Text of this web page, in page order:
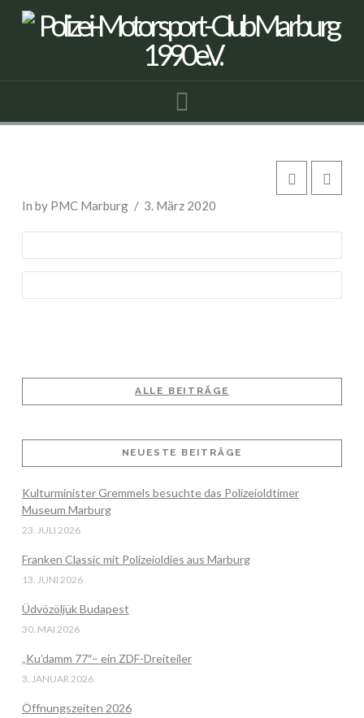
In by PMC Marburg 3. März 2020
ALLE BEITRÄGE
NEUESTE BEITRÄGE
Kulturminister Gremmels besuchte das Polizeioldtimer
Museum Marburg
23. JULI 2026
Franken Classic mit Polizeioldies aus Marburg
13. JUNI 2026
Üdvözöljük Budapest
30. MAI 2026
„Ku’damm 77″– ein ZDF-Dreiteiler
3. JANUAR 2026
Öffnungszeiten 2026